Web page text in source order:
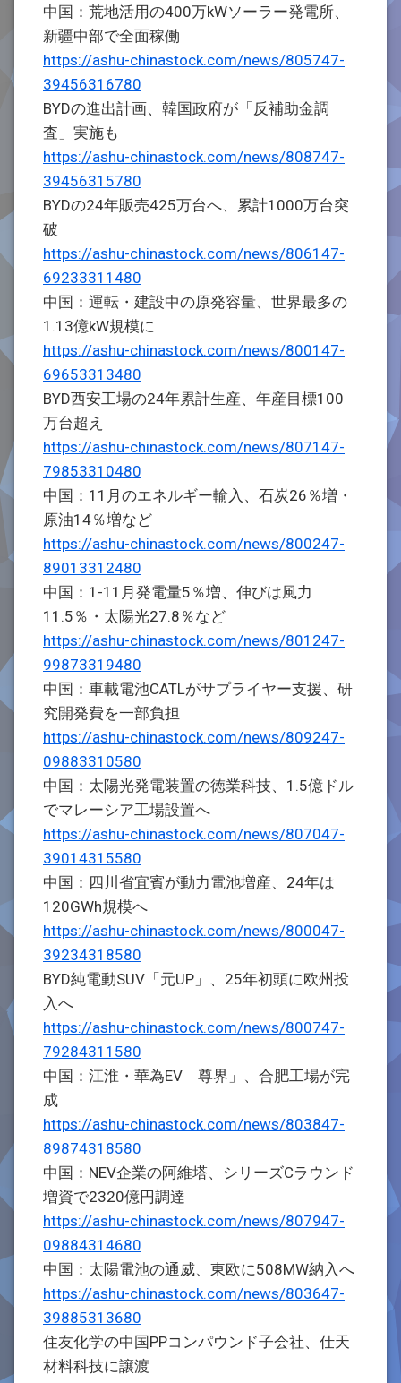
中国：荒地活用の400万kWソーラー発電所、
新疆中部で全面稼働
https://ashu-chinastock.com/news/805747-
39456316780
BYDの進出計画、韓国政府が「反補助金調
査」実施も
https://ashu-chinastock.com/news/808747-
39456315780
BYDの24年販売425万台へ、累計1000万台突
破
https://ashu-chinastock.com/news/806147-
69233311480
中国：運転・建設中の原発容量、世界最多の
1.13億kW規模に
https://ashu-chinastock.com/news/800147-
69653313480
BYD西安工場の24年累計生産、年産目標100
万台超え
https://ashu-chinastock.com/news/807147-
79853310480
中国：11月のエネルギー輸入、石炭26％増・
原油14％増など
https://ashu-chinastock.com/news/800247-
89013312480
中国：1-11月発電量5％増、伸びは風力
11.5％・太陽光27.8％など
https://ashu-chinastock.com/news/801247-
99873319480
中国：車載電池CATLがサプライヤー支援、研
究開発費を一部負担
https://ashu-chinastock.com/news/809247-
09883310580
中国：太陽光発電装置の徳業科技、1.5億ドル
でマレーシア工場設置へ
https://ashu-chinastock.com/news/807047-
39014315580
中国：四川省宜賓が動力電池増産、24年は
120GWh規模へ
https://ashu-chinastock.com/news/800047-
39234318580
BYD純電動SUV「元UP」、25年初頭に欧州投
入へ
https://ashu-chinastock.com/news/800747-
79284311580
中国：江淮・華為EV「尊界」、合肥工場が完
成
https://ashu-chinastock.com/news/803847-
89874318580
中国：NEV企業の阿維塔、シリーズCラウンド
増資で2320億円調達
https://ashu-chinastock.com/news/807947-
09884314680
中国：太陽電池の通威、東欧に508MW納入へ
https://ashu-chinastock.com/news/803647-
39885313680
住友化学の中国PPコンパウンド子会社、仕天
材料科技に譲渡